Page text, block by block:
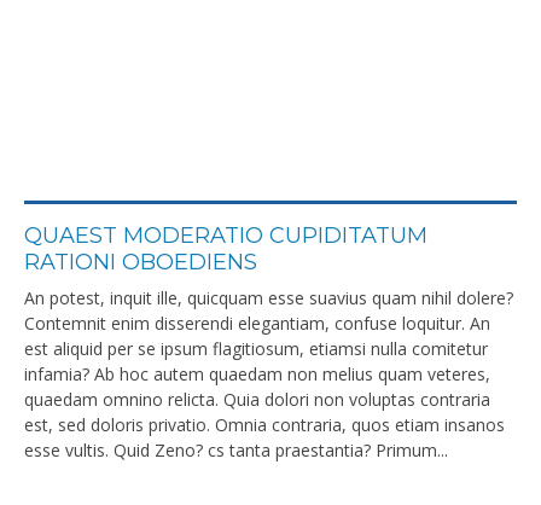
QUAEST MODERATIO CUPIDITATUM
RATIONI OBOEDIENS
An potest, inquit ille, quicquam esse suavius quam nihil dolere?
Contemnit enim disserendi elegantiam, confuse loquitur. An
est aliquid per se ipsum flagitiosum, etiamsi nulla comitetur
infamia? Ab hoc autem quaedam non melius quam veteres,
quaedam omnino relicta. Quia dolori non voluptas contraria
est, sed doloris privatio. Omnia contraria, quos etiam insanos
esse vultis. Quid Zeno? cs tanta praestantia? Primum...